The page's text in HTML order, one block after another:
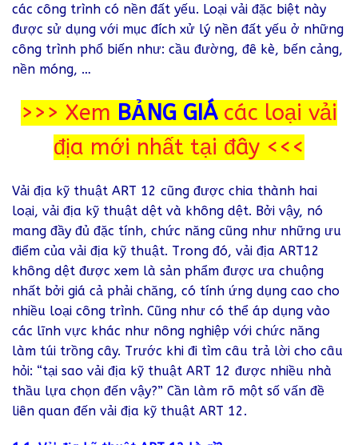
các công trình có nền đất yếu. Loại vải đặc biệt này
được sử dụng với mục đích xử lý nền đất yếu ở những
công trình phổ biến như: cầu đường, đê kè, bến cảng,
nền móng, …
>>> Xem BẢNG GIÁcác loại vải
địa mới nhất tại đây <<<
Vải địa kỹ thuật ART 12 cũng được chia thành hai
loại, vải địa kỹ thuật dệt và không dệt. Bởi vậy, nó
mang đầy đủ đặc tính, chức năng cũng như những ưu
điểm của vải địa kỹ thuật. Trong đó, vải địa ART12
không dệt được xem là sản phẩm được ưa chuộng
nhất bởi giá cả phải chăng, có tính ứng dụng cao cho
nhiều loại công trình. Cũng như có thể áp dụng vào
các lĩnh vực khác như nông nghiệp với chức năng
làm túi trồng cây. Trước khi đi tìm câu trả lời cho câu
hỏi: “tại sao vải địa kỹ thuật ART 12 được nhiều nhà
thầu lựa chọn đến vậy?” Cần làm rõ một số vấn đề
liên quan đến vải địa kỹ thuật ART 12.